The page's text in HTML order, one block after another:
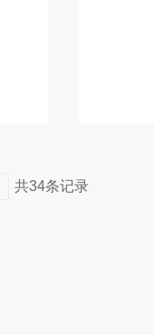
共34条记录